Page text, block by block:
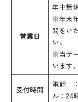
営業日
年中無
※年末
間をい
い。
※当サ
います
受付時間
電話 ：
ル：24